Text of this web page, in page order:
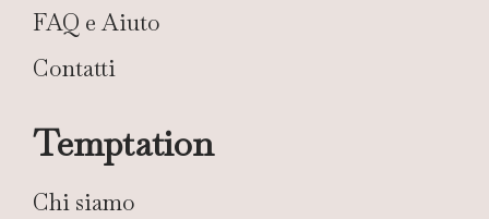
FAQ e Aiuto
Contatti
Temptation
Chi siamo